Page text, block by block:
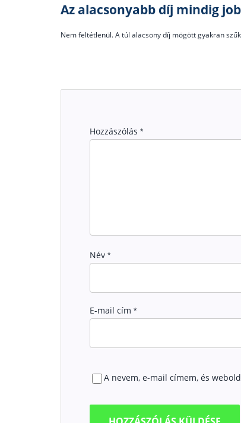
Az alacsonyabb díj mindig
Nem feltétlenül. A túl alacsony díj mögött gyakran
Hozzászólás *
Név *
E-mail cím *
A nevem, e-mail címem, és